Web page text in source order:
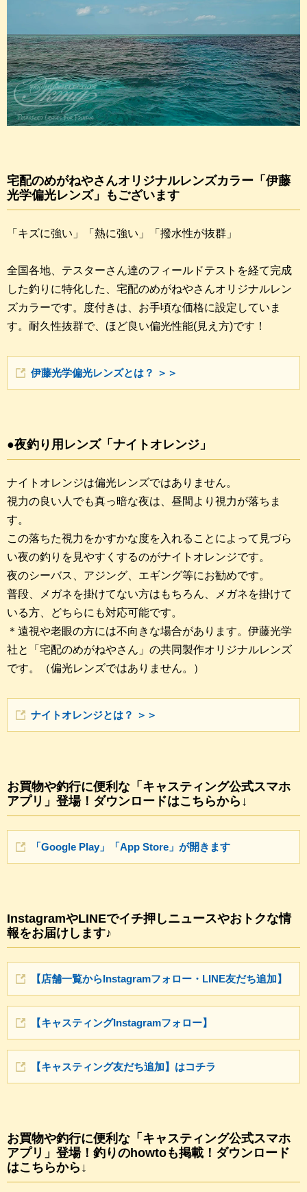
宅配のめがねやさんオリジナルレンズカラー「伊藤
光学偏光レンズ」もございます
「キズに強い」「熱に強い」「撥水性が抜群」
全国各地、テスターさん達のフィールドテストを経て完成
した釣りに特化した、宅配のめがねやさんオリジナルレン
ズカラーです。度付きは、お手頃な価格に設定していま
す。耐久性抜群で、ほど良い偏光性能(見え方)です！
伊藤光学偏光レンズとは？ ＞＞
●夜釣り用レンズ「ナイトオレンジ」
ナイトオレンジは偏光レンズではありません。
視力の良い人でも真っ暗な夜は、昼間より視力が落ちま
す。
この落ちた視力をかすかな度を入れることによって見づら
い夜の釣りを見やすくするのがナイトオレンジです。
夜のシーバス、アジング、エギング等にお勧めです。
普段、メガネを掛けてない方はもちろん、メガネを掛けて
いる方、どちらにも対応可能です。
＊遠視や老眼の方には不向きな場合があります。伊藤光学
社と「宅配のめがねやさん」の共同製作オリジナルレンズ
です。（偏光レンズではありません。）
ナイトオレンジとは？ ＞＞
お買物や釣行に便利な「キャスティング公式スマホ
アプリ」登場！ダウンロードはこちらから↓
「Google Play」「App Store」が開きます
InstagramやLINEでイチ押しニュースやおトクな情
報をお届けします♪
【店舗一覧からInstagramフォロー・LINE友だち追加】
【キャスティングInstagramフォロー】
【キャスティング友だち追加】はコチラ
お買物や釣行に便利な「キャスティング公式スマホ
アプリ」登場！釣りのhowtoも掲載！ダウンロード
はこちらから↓